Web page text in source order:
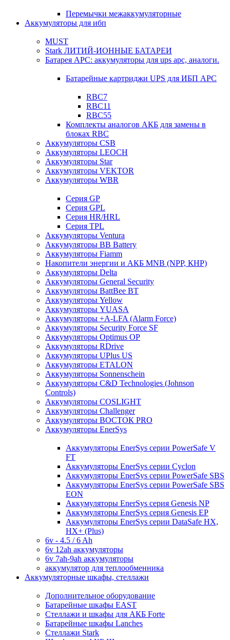
Перемычки межаккумуляторные
Аккумуляторы для ибп
MUST
Stark ЛИТИЙ-ИОННЫЕ БАТАРЕИ
Батарея APC: аккумуляторы для ups apc, аналоги.
Батарейные картриджи UPS для ИБП APC
RBC7
RBC11
RBC55
Комплекты аналогов АКБ для замены в
блоках RBC
Аккумуляторы CSB
Аккумуляторы LEOCH
Аккумуляторы Star
Аккумуляторы VEKTOR
Аккумуляторы WBR
Cерия GP
Серия GPL
Серия HR/HRL
Серия TPL
Аккумуляторы Ventura
Аккумуляторы BB Battery
Аккумуляторы Fiamm
Накопители энергии и АКБ MNB (NPP, КНР)
Аккумуляторы Delta
Аккумуляторы General Security
Аккумуляторы BattBee BT
Аккумуляторы Yellow
Аккумуляторы YUASA
Аккумуляторы +A-LFA (Alarm Force)
Аккумуляторы Security Force SF
Аккумуляторы Optimus OP
Аккумуляторы RDrive
Аккумуляторы UPlus US
Аккумуляторы ETALON
Аккумуляторы Sonnenschein
Аккумуляторы С&D Technologies (Johnson
Controls)
Аккумуляторы COSLIGHT
Аккумуляторы Challenger
Аккумуляторы ВОСТОК PRO
Аккумуляторы EnerSys
Аккумуляторы EnerSys серии PowerSafe V
FT
Аккумуляторы EnerSys серии Cyclon
Аккумуляторы EnerSys серии PowerSafe SBS
Аккумуляторы EnerSys серии PowerSafe SBS
EON
Аккумуляторы EnerSys серия Genesis NP
Аккумуляторы EnerSys серия Genesis EP
Аккумуляторы EnerSys серии DataSafe HX,
HX+ (Plus)
6v - 4.5 / 6 Ah
6v 12ah аккумуляторы
6v 7ah-9ah аккумуляторы
аккумулятор для теплообменника
Аккумуляторные шкафы, стеллажи
Дополнительное оборудование
Батарейные шкафы EAST
Стеллажи и шкафы для АКБ Forte
Батарейные шкафы Lanches
Стеллажи Stark